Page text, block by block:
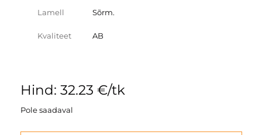
Lamell Sõrm.
Kvaliteet AB
Hind: 32.23 €/tk
Pole saadaval